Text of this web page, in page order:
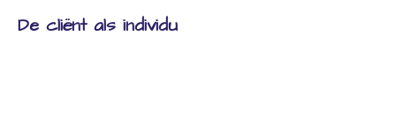
De cliënt als individu